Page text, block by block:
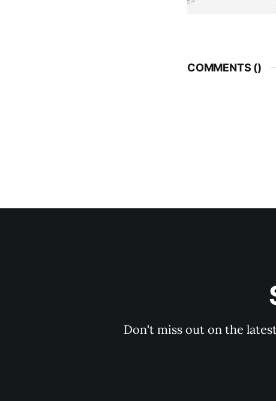
COMMENTS ()
Don't miss out on the